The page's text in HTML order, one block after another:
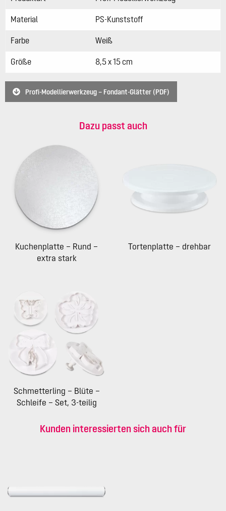
Material PS-Kunststoff
Farbe Weiß
Größe 8,5 x 15 cm
Profi-Modellierwerkzeug – Fondant-Glätter (PDF)
Dazu passt auch
Kuchenplatte – Rund –
extra stark
Tortenplatte – drehbar
Schmetterling – Blüte –
Schleife – Set, 3-teilig
Kunden interessierten sich auch für